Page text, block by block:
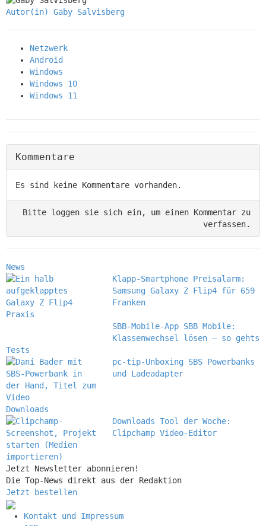
Autor(in) Gaby Salvisberg
Netzwerk
Android
Windows
Windows 10
Windows 11
Kommentare
Es sind keine Kommentare vorhanden.
Bitte loggen sie sich ein, um einen Kommentar zu
verfassen.
News
Klapp-Smartphone Preisalarm:
Samsung Galaxy Z Flip4 für 659
Franken
Praxis
SBB-Mobile-App SBB Mobile:
Klassenwechsel lösen – so gehts
Tests
pc-tip-Unboxing SBS Powerbanks
und Ladeadapter
Downloads
Downloads Tool der Woche:
Clipchamp Video-Editor
Jetzt Newsletter abonnieren!
Die Top-News direkt aus der Redaktion
Jetzt bestellen
Kontakt und Impressum